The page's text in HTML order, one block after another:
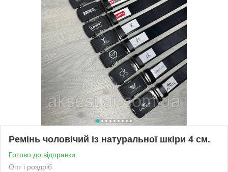
Ремінь чоловічий із натуральної шкіри 4 см.
Готово до відправки
Опт і роздріб